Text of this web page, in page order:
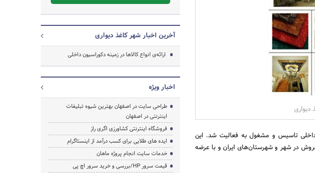
جستجو
دیواری
در زمینه دکوراسیون داخلی تاسیس و مشغول به فعالیت شد. این
عاملیت فروش در شهر و شهرستان‌های ایران و با عرضه
آخرین اخبار شهر کاغذ دیواری
ارائه‌ی انواع کالاها در زمینه دکوراسیون داخلی
اخبار ویژه
طراحی سایت در اصفهان بهترین شیوه تبلیغات
اینترنتی در اصفهان
فروشگاه اینترنتی کشاورزی اگری راز
ایده های طلایی برای کسب درآمد از اینستاگرام
خدمات سایت انجام پروژه ماهان
قیمت سرور HP/بررسی و خرید سرور اچ پی